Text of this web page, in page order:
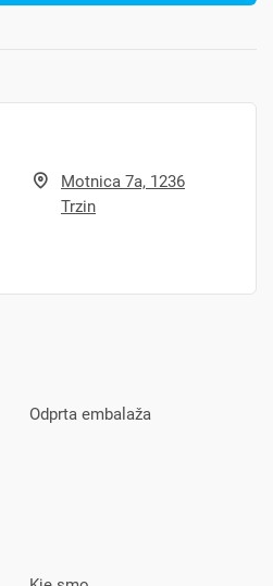
Odprta embalaža
Motnica 7a, 1236
Trzin